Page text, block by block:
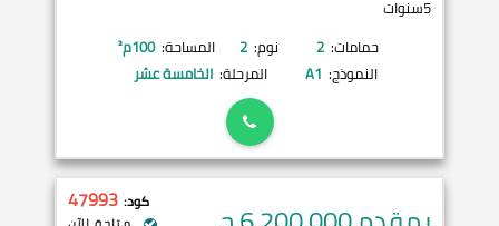
5سنوات
حمامات: 2 نوم: 2 المساحة: 100م²
النموذج: A1 المرحلة: الخامسة عشر
كود: 47993